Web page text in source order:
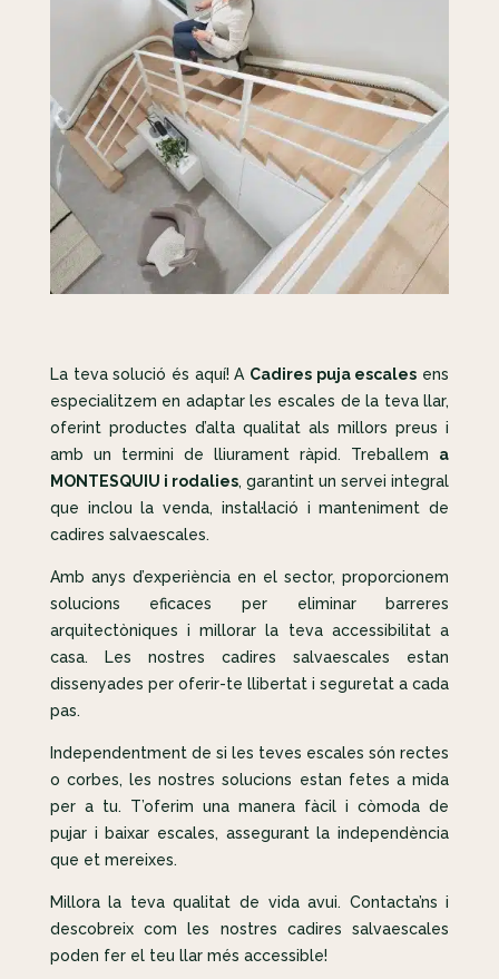
La teva solució és aquí! A Cadires puja escales ens
especialitzem en adaptar les escales de la teva llar,
oferint productes d’alta qualitat als millors preus i
amb un termini de lliurament ràpid. Treballem a
MONTESQUIU i rodalies, garantint un servei integral
que inclou la venda, instal·lació i manteniment de
cadires salvaescales.
Amb anys d’experiència en el sector, proporcionem
solucions eficaces per eliminar barreres
arquitectòniques i millorar la teva accessibilitat a
casa. Les nostres cadires salvaescales estan
dissenyades per oferir-te llibertat i seguretat a cada
pas.
Independentment de si les teves escales són rectes
o corbes, les nostres solucions estan fetes a mida
per a tu. T’oferim una manera fàcil i còmoda de
pujar i baixar escales, assegurant la independència
que et mereixes.
Millora la teva qualitat de vida avui. Contacta’ns i
descobreix com les nostres cadires salvaescales
poden fer el teu llar més accessible!